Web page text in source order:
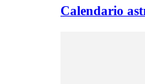
Calendario